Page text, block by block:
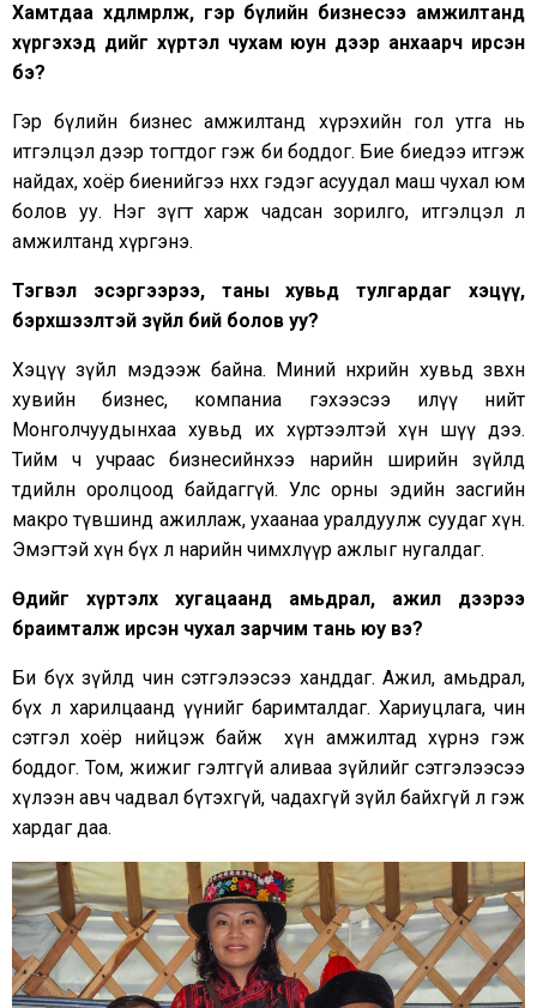
Хамтдаа хөдөлмөрлөж, гэр бүлийн бизнесээ амжилтанд
хүргэхэд өдийг хүртэл чухам юун дээр анхаарч ирсэн
бэ?
Гэр бүлийн бизнес амжилтанд хүрэхийн гол утга нь
итгэлцэл дээр тогтдог гэж би боддог. Бие биедээ итгэж
найдах, хоёр биенийгээ нөхөх гэдэг асуудал маш чухал юм
болов уу. Нэг зүгт харж чадсан зорилго, итгэлцэл л
амжилтанд хүргэнэ.
Тэгвэл эсэргээрээ, таны хувьд тулгардаг хэцүү,
бэрхшээлтэй зүйл бий болов уу?
Хэцүү зүйл мэдээж байна. Миний нөхрийн хувьд зөвхөн
хувийн бизнес, компаниа гэхээсээ илүү нийт
Монголчуудынхаа хувьд их хүртээлтэй хүн шүү дээ.
Тийм ч учраас бизнесийнхээ нарийн ширийн зүйлд
төдийлөн оролцоод байдаггүй. Улс орны эдийн засгийн
макро түвшинд ажиллаж, ухаанаа уралдуулж суудаг хүн.
Эмэгтэй хүн бүх л нарийн чимхлүүр ажлыг нугалдаг.
Өдийг хүртэлх хугацаанд амьдрал, ажил дээрээ
браимталж ирсэн чухал зарчим тань юу вэ?
Би бүх зүйлд чин сэтгэлээсээ ханддаг. Ажил, амьдрал,
бүх л харилцаанд үүнийг баримталдаг. Хариуцлага, чин
сэтгэл хоёр нийцэж байж хүн амжилтад хүрнэ гэж
боддог. Том, жижиг гэлтгүй аливаа зүйлийг сэтгэлээсээ
хүлээн авч чадвал бүтэхгүй, чадахгүй зүйл байхгүй л гэж
хардаг даа.